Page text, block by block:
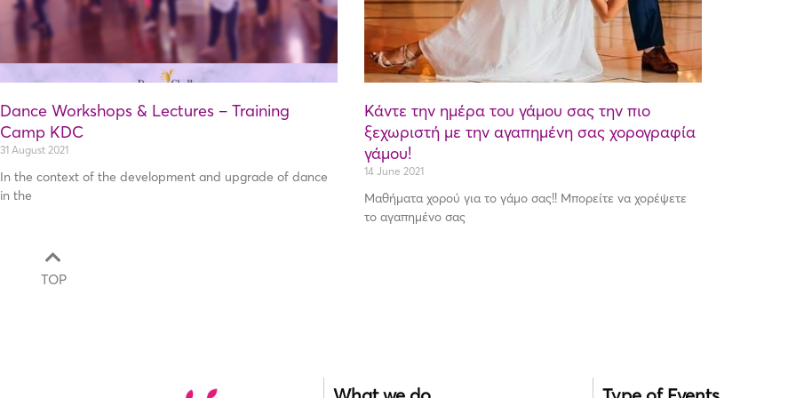
Dance Workshops & Lectures – Training
Camp KDC
31 August 2021
In the context of the development and upgrade of dance
in the
Κάντε την ημέρα του γάμου σας την πιο
ξεχωριστή με την αγαπημένη σας χορογραφία
γάμου!
14 June 2021
Μαθήματα χορού για το γάμο σας!! Μπορείτε να χορέψετε
το αγαπημένο σας
TOP